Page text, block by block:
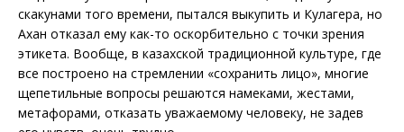
скакунами того времени, пытался выкупить и Кулагера, но
Ахан отказал ему как-то оскорбительно с точки зрения
этикета. Вообще, в казахской традиционной культуре, где
все построено на стремлении «сохранить лицо», многие
щепетильные вопросы решаются намеками, жестами,
метафорами, отказать уважаемому человеку, не задев